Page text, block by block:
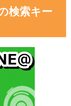
検索キー